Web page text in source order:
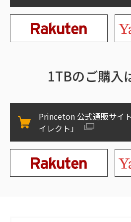
1TBのご購入
Princeton 公式通販サイ
イレクト」